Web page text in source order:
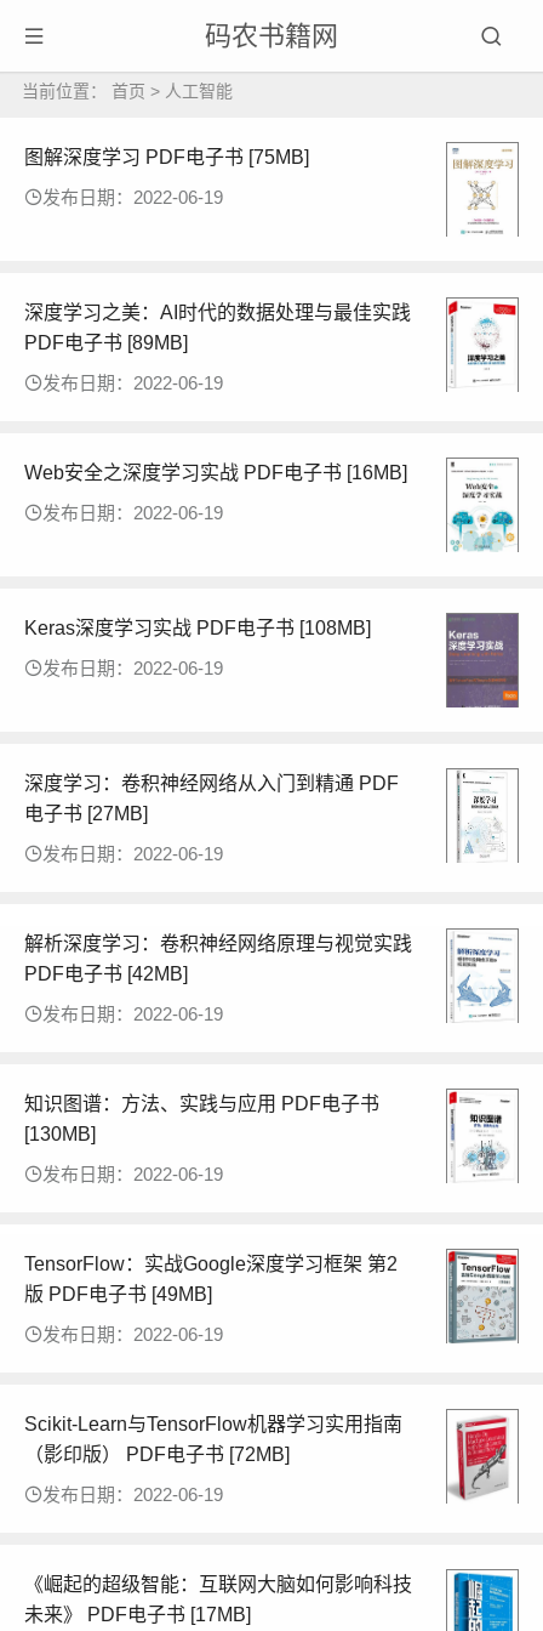
码农书籍网
当前位置： 首页 > 人工智能
图解深度学习 PDF电子书 [75MB]
发布日期：2022-06-19
深度学习之美：AI时代的数据处理与最佳实践
PDF电子书 [89MB]
发布日期：2022-06-19
Web安全之深度学习实战 PDF电子书 [16MB]
发布日期：2022-06-19
Keras深度学习实战 PDF电子书 [108MB]
发布日期：2022-06-19
深度学习：卷积神经网络从入门到精通 PDF
电子书 [27MB]
发布日期：2022-06-19
解析深度学习：卷积神经网络原理与视觉实践
PDF电子书 [42MB]
发布日期：2022-06-19
知识图谱：方法、实践与应用 PDF电子书
[130MB]
发布日期：2022-06-19
TensorFlow：实战Google深度学习框架 第2
版 PDF电子书 [49MB]
发布日期：2022-06-19
Scikit-Learn与TensorFlow机器学习实用指南
（影印版） PDF电子书 [72MB]
发布日期：2022-06-19
《崛起的超级智能：互联网大脑如何影响科技
未来》 PDF电子书 [17MB]